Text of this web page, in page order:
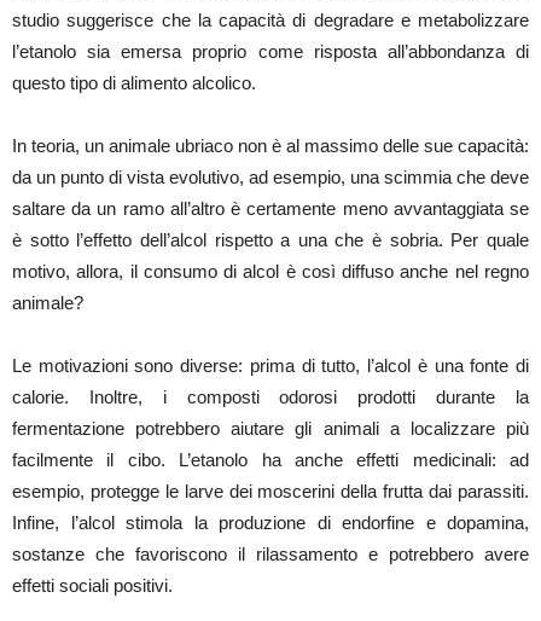
studio suggerisce che la capacità di degradare e metabolizzare
l’etanolo sia emersa proprio come risposta all’abbondanza di
questo tipo di alimento alcolico.
In teoria, un animale ubriaco non è al massimo delle sue capacità:
da un punto di vista evolutivo, ad esempio, una scimmia che deve
saltare da un ramo all’altro è certamente meno avvantaggiata se
è sotto l’effetto dell’alcol rispetto a una che è sobria. Per quale
motivo, allora, il consumo di alcol è così diffuso anche nel regno
animale?
Le motivazioni sono diverse: prima di tutto, l’alcol è una fonte di
calorie. Inoltre, i composti odorosi prodotti durante la
fermentazione potrebbero aiutare gli animali a localizzare più
facilmente il cibo. L’etanolo ha anche effetti medicinali: ad
esempio, protegge le larve dei moscerini della frutta dai parassiti.
Infine, l’alcol stimola la produzione di endorfine e dopamina,
sostanze che favoriscono il rilassamento e potrebbero avere
effetti sociali positivi.